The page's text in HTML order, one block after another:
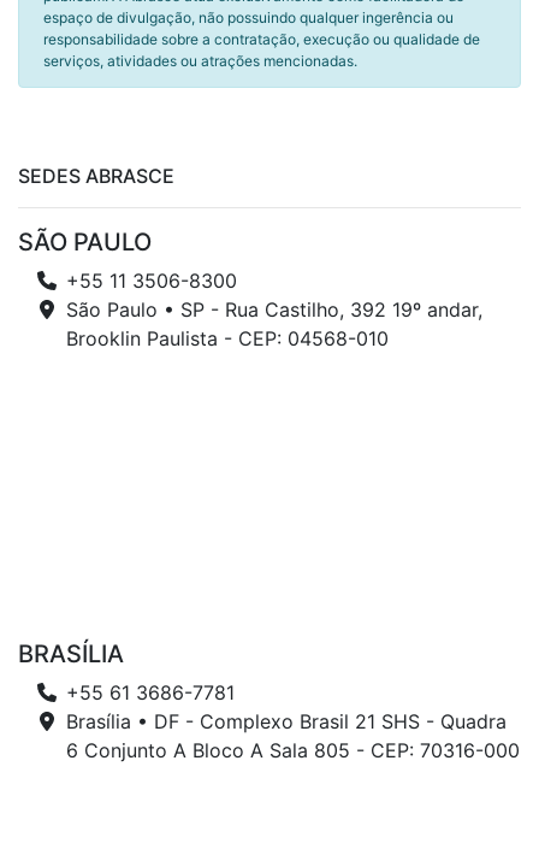
espaço de divulgação, não possuindo qualquer ingerência ou
responsabilidade sobre a contratação, execução ou qualidade de
serviços, atividades ou atrações mencionadas.
SEDES ABRASCE
SÃO PAULO
+55 11 3506-8300
São Paulo • SP - Rua Castilho, 392 19º andar,
Brooklin Paulista - CEP: 04568-010
BRASÍLIA
+55 61 3686-7781
Brasília • DF - Complexo Brasil 21 SHS - Quadra
6 Conjunto A Bloco A Sala 805 - CEP: 70316-000